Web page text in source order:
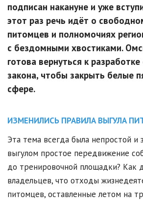
подписан накануне и уже
этот раз речь идёт о
питомцев и полномочиях
с бездомными хвостиками.
готова вернуться к
закона, чтобы закрыть белые
сфере.
ИЗМЕНИЛИСЬ ПРАВИЛА ВЫГУЛА
Эта тема всегда была непростой и
выгулом простое передвижение
до тренировочной площадки? Как
владельцев, что отходы
питомцев, оставленные летом на